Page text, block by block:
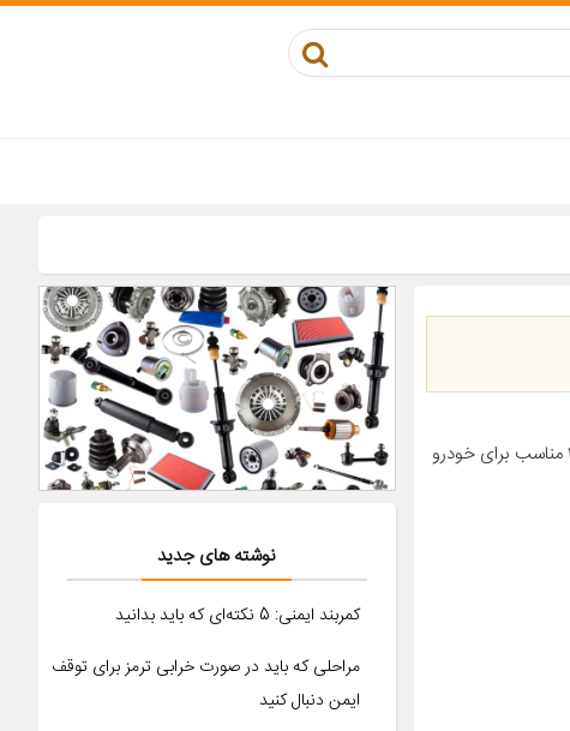
معرفی محصول جزئیات محصول شناسه کالا ۲۸۰۰۰۰۰۲۷۵۰۳۷ سال ساخت ۲۰۲۲ مناسب برای خودرو
نوشته های جدید
کمربند ایمنی: 5 نکته‌ای که باید بدانید
مراحلی که باید در صورت خرابی ترمز برای توقف
ایمن دنبال کنید